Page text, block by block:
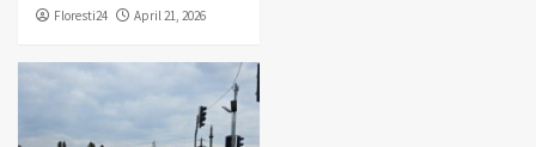
Floresti24 April 21, 2026